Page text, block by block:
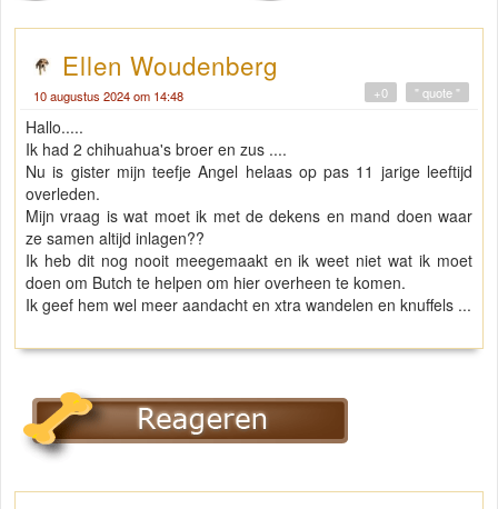
Ellen Woudenberg
10 augustus 2024 om 14:48 " quote "
+0
Hallo.....
Ik had 2 chihuahua's broer en zus ....
Nu is gister mijn teefje Angel helaas op pas 11 jarige leeftijd
overleden.
Mijn vraag is wat moet ik met de dekens en mand doen waar
ze samen altijd inlagen??
Ik heb dit nog nooit meegemaakt en ik weet niet wat ik moet
doen om Butch te helpen om hier overheen te komen.
Ik geef hem wel meer aandacht en xtra wandelen en knuffels ...